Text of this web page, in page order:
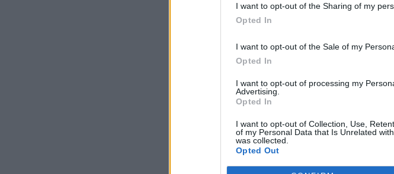
I want to opt-out of the Sharing of my
Opted In
I want to opt-out of the Sale of my
Opted In
I want to opt-out of processing my
Advertising.
Opted In
I want to opt-out of Collection, Use,
of my Personal Data that Is Unrelated
was collected.
Opted Out